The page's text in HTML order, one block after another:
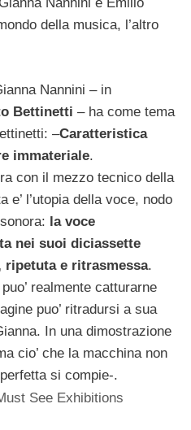
della musica, l’altro
Nannini – in
Bettinetti – ha come tema
–Caratteristica
immateriale.
con il mezzo tecnico della
l’utopia della voce, nodo
la voce
nei suoi diciassette
e ritrasmessa.
realmente catturarne
puo’ ritradursi a sua
In una dimostrazione
cio’ che la macchina non
si compie-.
See Exhibitions